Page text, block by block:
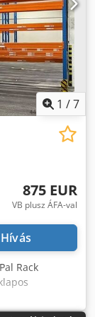
1 /7
875 EUR
VB plusz ÁFA-val
Hívás
Rack
amelyet
szerinti